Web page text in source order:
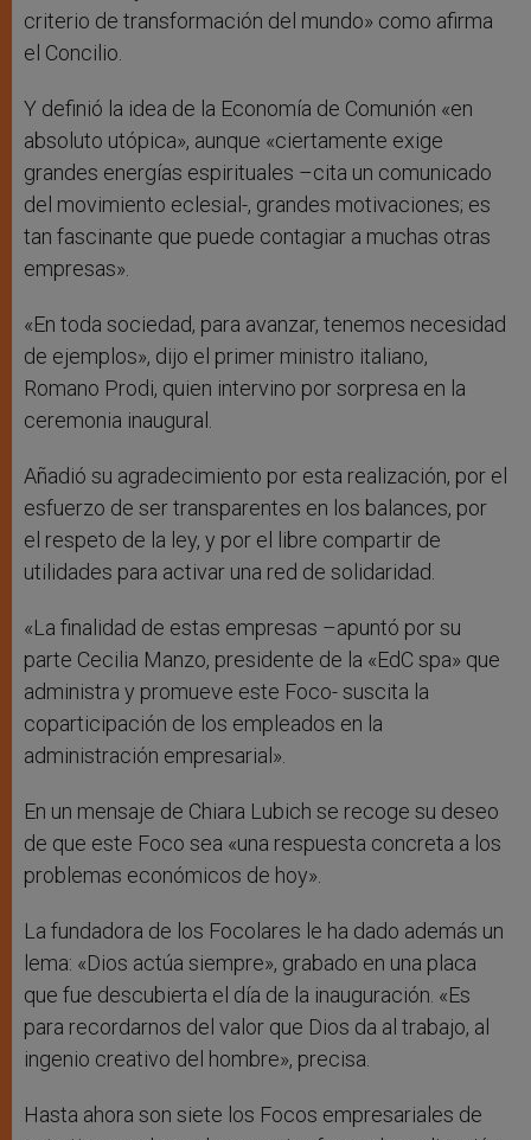
criterio de transformación del mundo» como afirma
el Concilio.
Y definió la idea de la Economía de Comunión «en
absoluto utópica», aunque «ciertamente exige
grandes energías espirituales –cita un comunicado
del movimiento eclesial-, grandes motivaciones; es
tan fascinante que puede contagiar a muchas otras
empresas».
«En toda sociedad, para avanzar, tenemos necesidad
de ejemplos», dijo el primer ministro italiano,
Romano Prodi, quien intervino por sorpresa en la
ceremonia inaugural.
Añadió su agradecimiento por esta realización, por el
esfuerzo de ser transparentes en los balances, por
el respeto de la ley, y por el libre compartir de
utilidades para activar una red de solidaridad.
«La finalidad de estas empresas –apuntó por su
parte Cecilia Manzo, presidente de la «EdC spa» que
administra y promueve este Foco- suscita la
coparticipación de los empleados en la
administración empresarial».
En un mensaje de Chiara Lubich se recoge su deseo
de que este Foco sea «una respuesta concreta a los
problemas económicos de hoy».
La fundadora de los Focolares le ha dado además un
lema: «Dios actúa siempre», grabado en una placa
que fue descubierta el día de la inauguración. «Es
para recordarnos del valor que Dios da al trabajo, al
ingenio creativo del hombre», precisa.
Hasta ahora son siete los Focos empresariales de